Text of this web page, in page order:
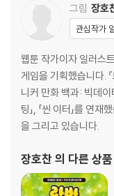
그림 장호
관심작가
웹툰 작가이자 일러스
게임을 기획했습니다.
니커 만화 백과: 빅데이
팅」, 「씬 이터」를 연
을 그리고 있습니다.
장호찬의 다른 상품